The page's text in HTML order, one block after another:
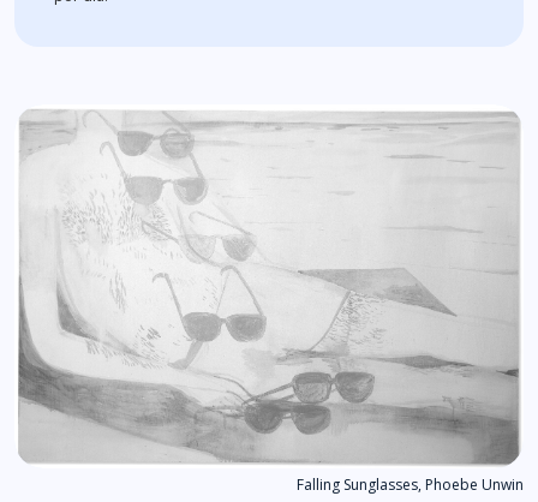
Lista de artigos
Falling Sunglasses, Phoebe Unwin